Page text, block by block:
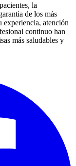
la
de los más
experiencia, atención
continuo han
más saludables y